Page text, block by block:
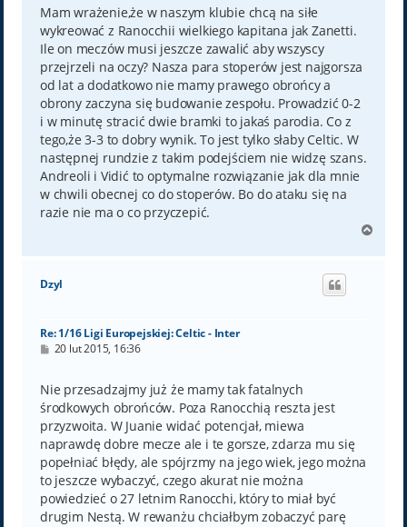
t
Mam wrażenie,że w naszym klubie chcą na siłe
wykreować z Ranocchii wielkiego kapitana jak Zanetti.
Ile on meczów musi jeszcze zawalić aby wszyscy
przejrzeli na oczy? Nasza para stoperów jest najgorsza
od lat a dodatkowo nie mamy prawego obrońcy a
obrony zaczyna się budowanie zespołu. Prowadzić 0-2
i w minutę stracić dwie bramki to jakaś parodia. Co z
tego,że 3-3 to dobry wynik. To jest tylko słaby Celtic. W
następnej rundzie z takim podejściem nie widzę szans.
Andreoli i Vidić to optymalne rozwiązanie jak dla mnie
w chwili obecnej co do stoperów. Bo do ataku się na
razie nie ma o co przyczepić.
g
Dzyl
Re: 1/16 Ligi Europejskiej: Celtic - Inter
P
t
20 lut 2015, 16:36
Nie przesadzajmy już że mamy tak fatalnych
środkowych obrońców. Poza Ranocchią reszta jest
przyzwoita. W Juanie widać potencjał, miewa
naprawdę dobre mecze ale i te gorsze, zdarza mu się
popełniać błędy, ale spójrzmy na jego wiek, jego można
to jeszcze wybaczyć, czego akurat nie można
powiedzieć o 27 letnim Ranocchi, który to miał być
drugim Nestą. W rewanżu chciałbym zobaczyć parę